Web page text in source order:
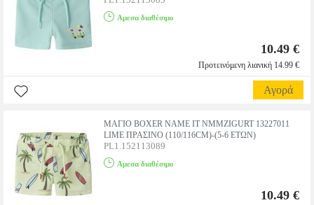
Αμεσα διαθέσιμο
10.49 €
Προτεινόμενη λιανική 14.99 €
Αγορά
ΜΑΓΙΟ BOXER NAME IT NMMZIGURT 13227011
LIME ΠΡΑΣΙΝΟ (110/116CM)-(5-6 ΕΤΩΝ)
PL1.152113089
Αμεσα διαθέσιμο
10.49 €